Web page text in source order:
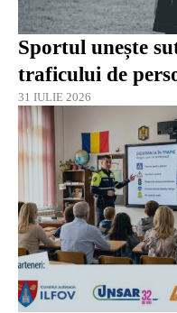
Sportul unește
traficului de
31 IULIE 2026